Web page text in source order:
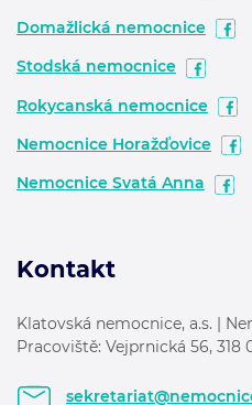
Domažlická nemocnice
Stodská nemocnice
Rokycanská nemocnice
Nemocnice Horažďovice
Nemocnice Svatá Anna
Kontakt
Klatovská nemocnice, a.s. |
Pracoviště: Vejprnická 56, 318